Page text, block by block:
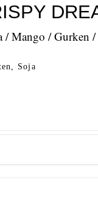
/ Mango / Gurken
Soja